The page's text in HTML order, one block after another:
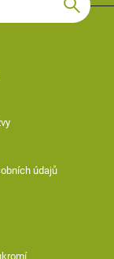
údajů